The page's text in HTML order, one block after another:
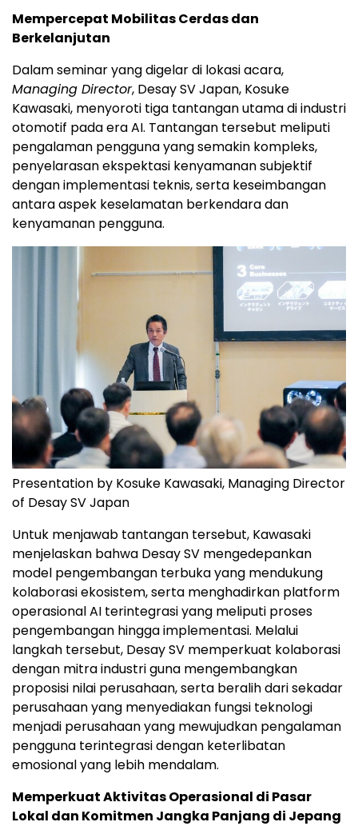
Mempercepat Mobilitas Cerdas dan
Berkelanjutan
Dalam seminar yang digelar di lokasi acara,
Managing Director, Desay SV Japan, Kosuke
Kawasaki, menyoroti tiga tantangan utama di industri
otomotif pada era AI. Tantangan tersebut meliputi
pengalaman pengguna yang semakin kompleks,
penyelarasan ekspektasi kenyamanan subjektif
dengan implementasi teknis, serta keseimbangan
antara aspek keselamatan berkendara dan
kenyamanan pengguna.
Presentation by Kosuke Kawasaki, Managing Director
of Desay SV Japan
Untuk menjawab tantangan tersebut, Kawasaki
menjelaskan bahwa Desay SV mengedepankan
model pengembangan terbuka yang mendukung
kolaborasi ekosistem, serta menghadirkan platform
operasional AI terintegrasi yang meliputi proses
pengembangan hingga implementasi. Melalui
langkah tersebut, Desay SV memperkuat kolaborasi
dengan mitra industri guna mengembangkan
proposisi nilai perusahaan, serta beralih dari sekadar
perusahaan yang menyediakan fungsi teknologi
menjadi perusahaan yang mewujudkan pengalaman
pengguna terintegrasi dengan keterlibatan
emosional yang lebih mendalam.
Memperkuat Aktivitas Operasional di Pasar
Lokal dan Komitmen Jangka Panjang di Jepang